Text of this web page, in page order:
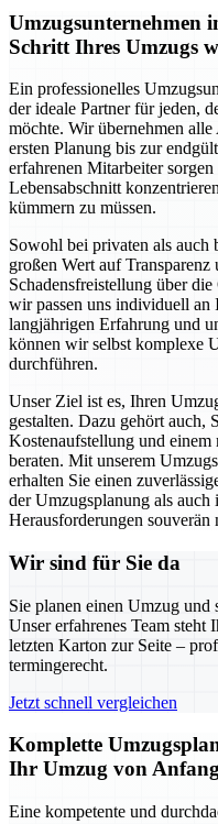
Umzugsunternehmen
Schritt Ihres Umzugs
Ein professionelles
der ideale Partner für jeden,
möchte. Wir übernehmen
ersten Planung bis zur
erfahrenen Mitarbeiter
Lebensabschnitt
kümmern zu müssen.
Sowohl bei privaten als
großen Wert auf
Schadensfreistellung über
wir passen uns individuell an
langjährigen Erfahrung und
können wir selbst komplexe
durchführen.
Unser Ziel ist es, Ihren
gestalten. Dazu gehört auch,
Kostenaufstellung und einem
beraten. Mit unserem
erhalten Sie einen
der Umzugsplanung als
Herausforderungen souverän
Wir sind für Sie da
Sie planen einen Umzug und
Unser erfahrenes Team steht
letzten Karton zur Seite –
termingerecht.
Jetzt schnell vergleichen
Komplette
Ihr Umzug von
Eine kompetente und